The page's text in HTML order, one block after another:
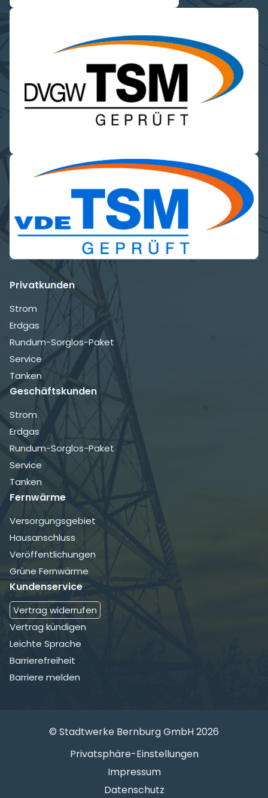
Privatkunden
Navigation
überspringen
Strom
Erdgas
Rundum-Sorglos-Paket
Service
Tanken
Geschäftskunden
Navigation
überspringen
Strom
Erdgas
Rundum-Sorglos-Paket
Service
Tanken
Fernwärme
Navigation
überspringen
Versorgungsgebiet
Hausanschluss
Veröffentlichungen
Grüne Fernwärme
Kundenservice
Navigation
überspringen
Vertrag widerrufen
Vertrag kündigen
Leichte Sprache
Barrierefreiheit
Barriere melden
© Stadtwerke Bernburg GmbH 2026
Navigation
Privatsphäre-Einstellungen
Impressum
Datenschutz